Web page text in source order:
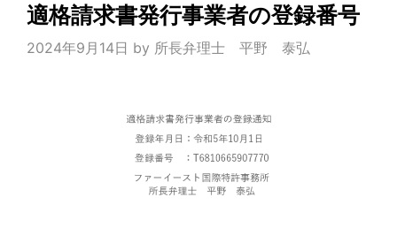
適格請求書発行事業者の登録番号
2024年9月14日 by 所長弁理士 平野 泰弘